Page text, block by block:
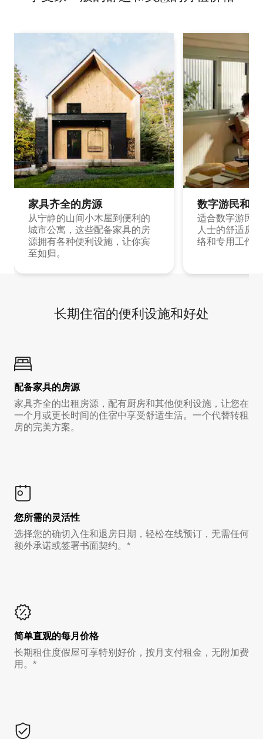
家具齐全的房源
从宁静的山间小木屋到便利的
城市公寓，这些配备家具的房
源拥有各种便利设施，让你宾
至如归。
数字游民和
适合数字游民
人士的舒适房
络和专用工作
长期住宿的便利设施和好处
配备家具的房源
家具齐全的出租房源，配有厨房和其他便利设施，让您在
一个月或更长时间的住宿中享受舒适生活。一个代替转租
房的完美方案。
您所需的灵活性
选择您的确切入住和退房日期，轻松在线预订，无需任何
额外承诺或签署书面契约。*
简单直观的每月价格
长期租住度假屋可享特别好价，按月支付租金，无附加费
用。*